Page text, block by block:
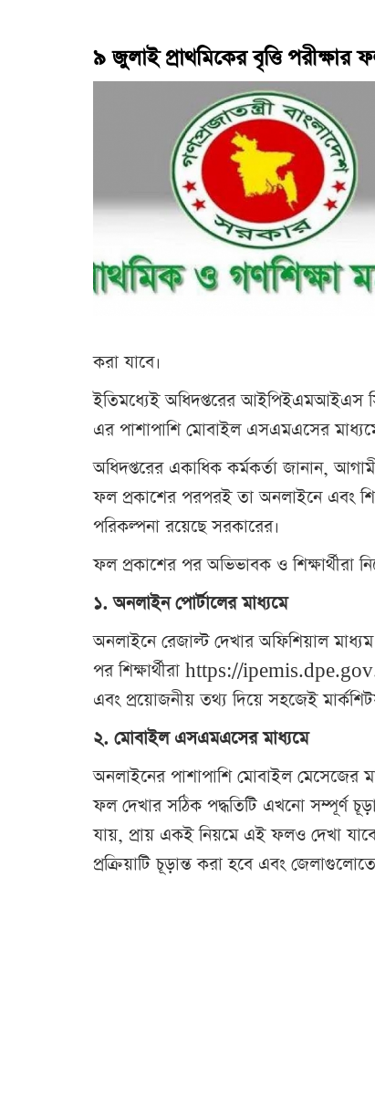
৯ জুলাই প্রাথমিকের বৃত্তি পরীক্ষার
করা যাবে।
ইতিমধ্যেই অধিদপ্তরের আইপিইএমআইএস
এর পাশাপাশি মোবাইল এসএমএসের
অধিদপ্তরের একাধিক কর্মকর্তা জানান,
ফল প্রকাশের পরপরই তা অনলাইনে এবং
পরিকল্পনা রয়েছে সরকারের।
ফল প্রকাশের পর অভিভাবক ও শিক্ষার্থীরা
১. অনলাইন পোর্টালের মাধ্যমে
অনলাইনে রেজাল্ট দেখার অফিশিয়াল
পর শিক্ষার্থীরা https://
এবং প্রয়োজনীয় তথ্য দিয়ে সহজেই
২. মোবাইল এসএমএসের মাধ্যমে
অনলাইনের পাশাপাশি মোবাইল মেসেজের
ফল দেখার সঠিক পদ্ধতিটি এখনো সম্পূর্ণ
যায়, প্রায় একই নিয়মে এই ফলও দেখা
প্রক্রিয়াটি চূড়ান্ত করা হবে এবং